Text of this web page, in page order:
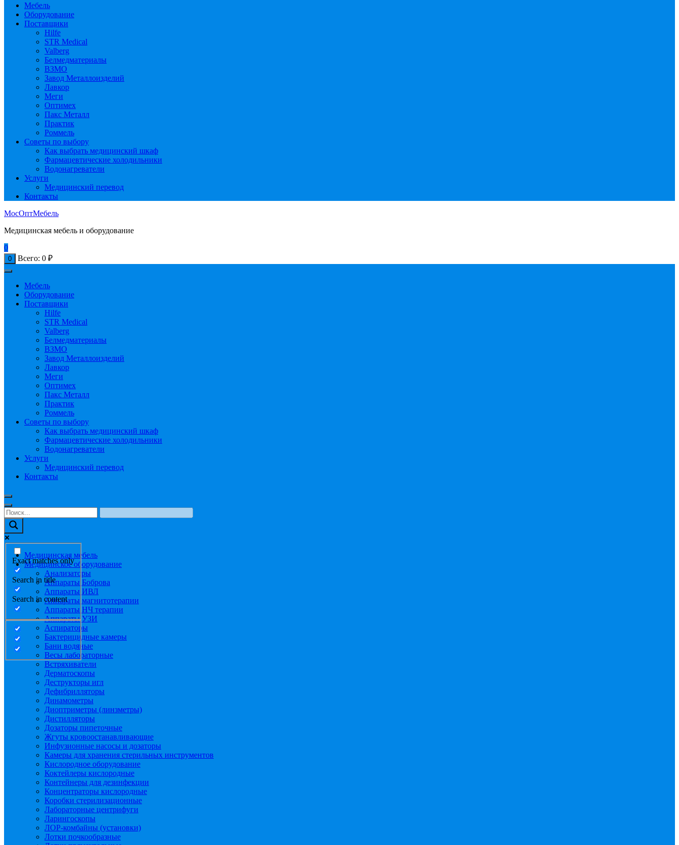
Мебель
Оборудование
Поставщики
Hilfe
STR Medical
Valberg
Белмедматериалы
ВЗМО
Завод Металлоизделий
Лавкор
Меги
Оптимех
Пакс Металл
Практик
Роммель
Советы по выбору
Как выбрать медицинский шкаф
Фармацевтические холодильники
Водонагреватели
Услуги
Медицинский перевод
Контакты
МосОптМебель
Медицинская мебель и оборудование
0
0 Всего: 0 ₽
Мебель
Оборудование
Поставщики
Hilfe
STR Medical
Valberg
Белмедматериалы
ВЗМО
Завод Металлоизделий
Лавкор
Меги
Оптимех
Пакс Металл
Практик
Роммель
Советы по выбору
Как выбрать медицинский шкаф
Фармацевтические холодильники
Водонагреватели
Услуги
Медицинский перевод
Контакты
Exact matches only
Search in title
Search in content
Медицинская мебель
Медицинское оборудование
Анализаторы
Аппараты Боброва
Аппараты ИВЛ
Аппараты магнитотерапии
Аппараты НЧ терапии
Аппараты УЗИ
Аспираторы
Бактерицидные камеры
Бани водяные
Весы лабораторные
Встряхиватели
Дерматоскопы
Деструкторы игл
Дефибрилляторы
Динамометры
Диоптриметры (линзметры)
Дистилляторы
Дозаторы пипеточные
Жгуты кровоостанавливающие
Инфузионные насосы и дозаторы
Камеры для хранения стерильных инструментов
Кислородное оборудование
Коктейлеры кислородные
Контейнеры для дезинфекции
Концентраторы кислородные
Коробки стерилизационные
Лабораторные центрифуги
Ларингоскопы
ЛОР-комбайны (установки)
Лотки почкообразные